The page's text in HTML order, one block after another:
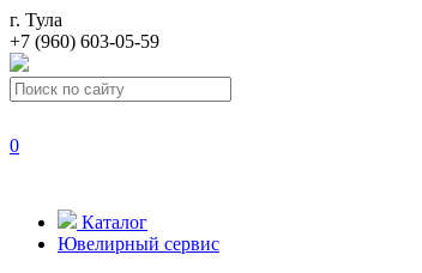
г. Тула
+7 (960) 603-05-59
0
Каталог
Ювелирный сервис